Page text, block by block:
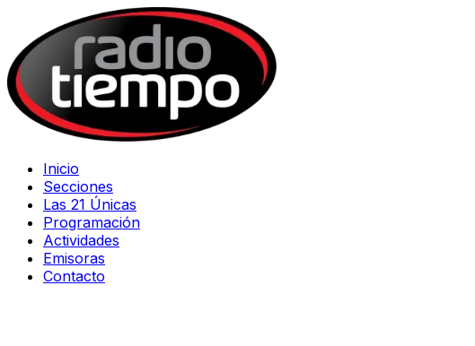
Inicio
Secciones
Las 21 Únicas
Programación
Actividades
Emisoras
Contacto